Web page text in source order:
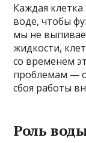
Каждая
воде, чтобы
мы не
жидкости,
со временем
проблемам —
сбоя работы
Роль